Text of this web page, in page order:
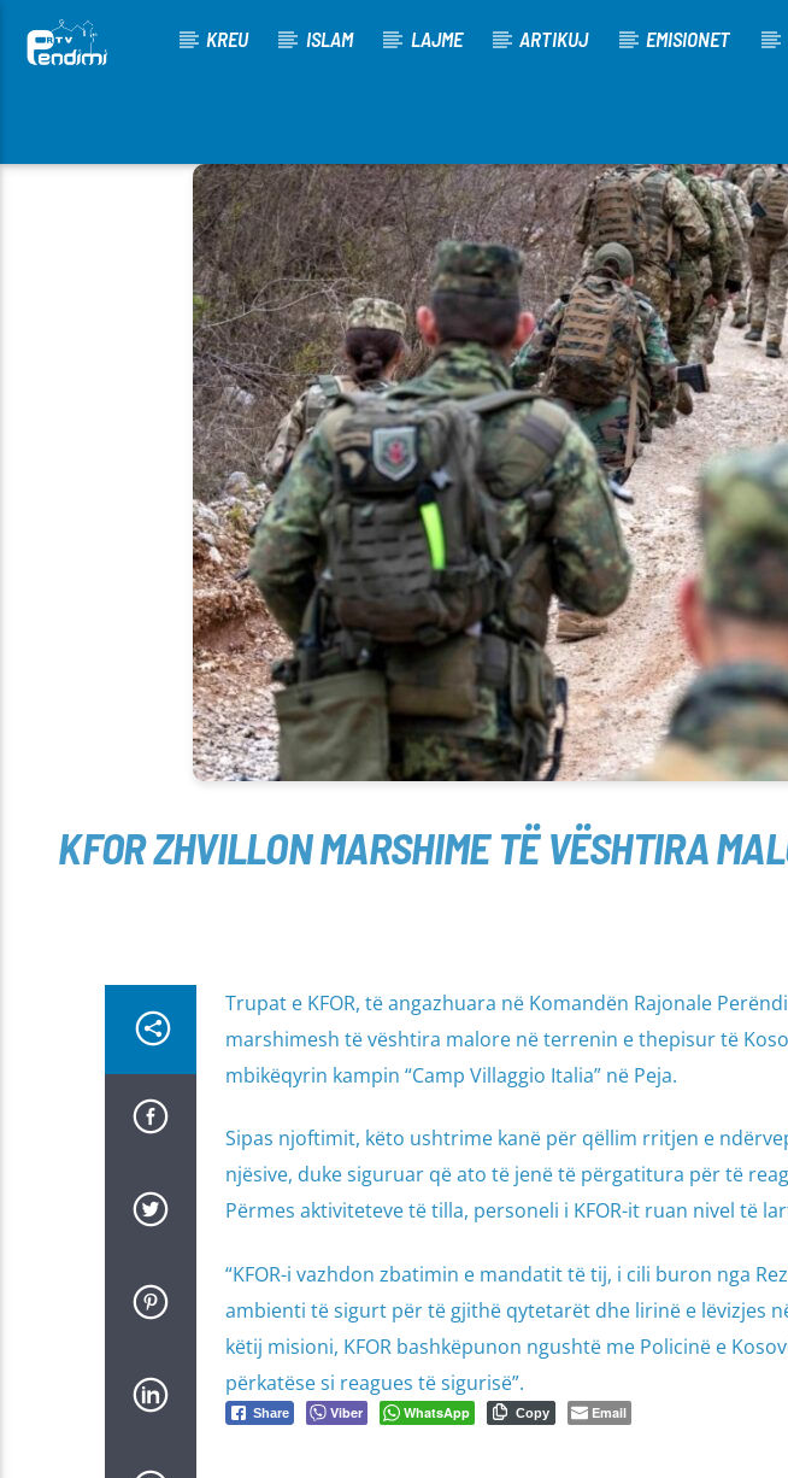
KREU ISLAM LAJME ARTIKUJ EMISIONET
[There are no radio stations in the database]
KFOR ZHVILLON MARSHIME TË VËSHTIRA
Trupat e KFOR, të angazhuara në Komandën Rajonale
marshimesh të vështira malore në terrenin e thepisur të
mbikëqyrin kampin “Camp Villaggio Italia” në Peja.
Sipas njoftimit, këto ushtrime kanë për qëllim rritjen e
njësive, duke siguruar që ato të jenë të përgatitura për të
Përmes aktiviteteve të tilla, personeli i KFOR-it ruan nivel të
“KFOR-i vazhdon zbatimin e mandatit të tij, i cili buron nga
ambienti të sigurt për të gjithë qytetarët dhe lirinë e lëvizjes
këtij misioni, KFOR bashkëpunon ngushtë me Policinë e
përkatëse si reagues të sigurisë”.
Share Viber WhatsApp Copy Email